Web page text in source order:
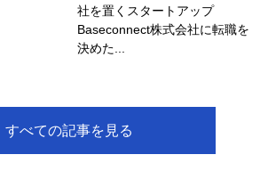
社を置くスタートアップ
Baseconnect株式会社に転職を
決めた...
すべての記事を見る